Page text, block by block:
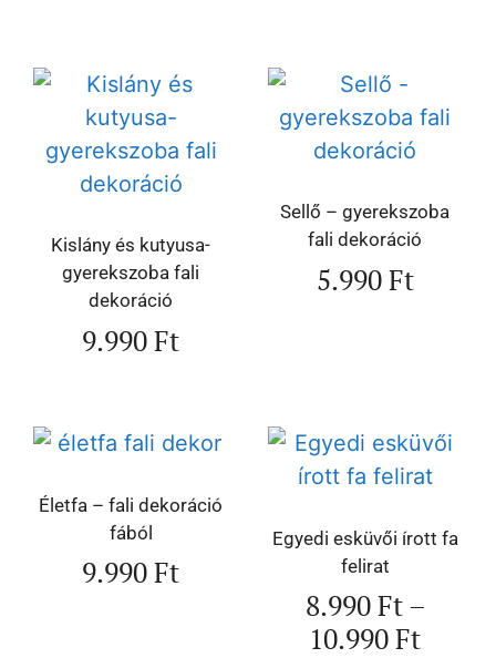
Kislány és kutyusa-
gyerekszoba fali
dekoráció
9.990Ft
Sellő – gyerekszoba
fali dekoráció
5.990Ft
Életfa – fali dekoráció
fából
9.990Ft
Egyedi esküvői írott fa
felirat
8.990Ft–
10.990Ft